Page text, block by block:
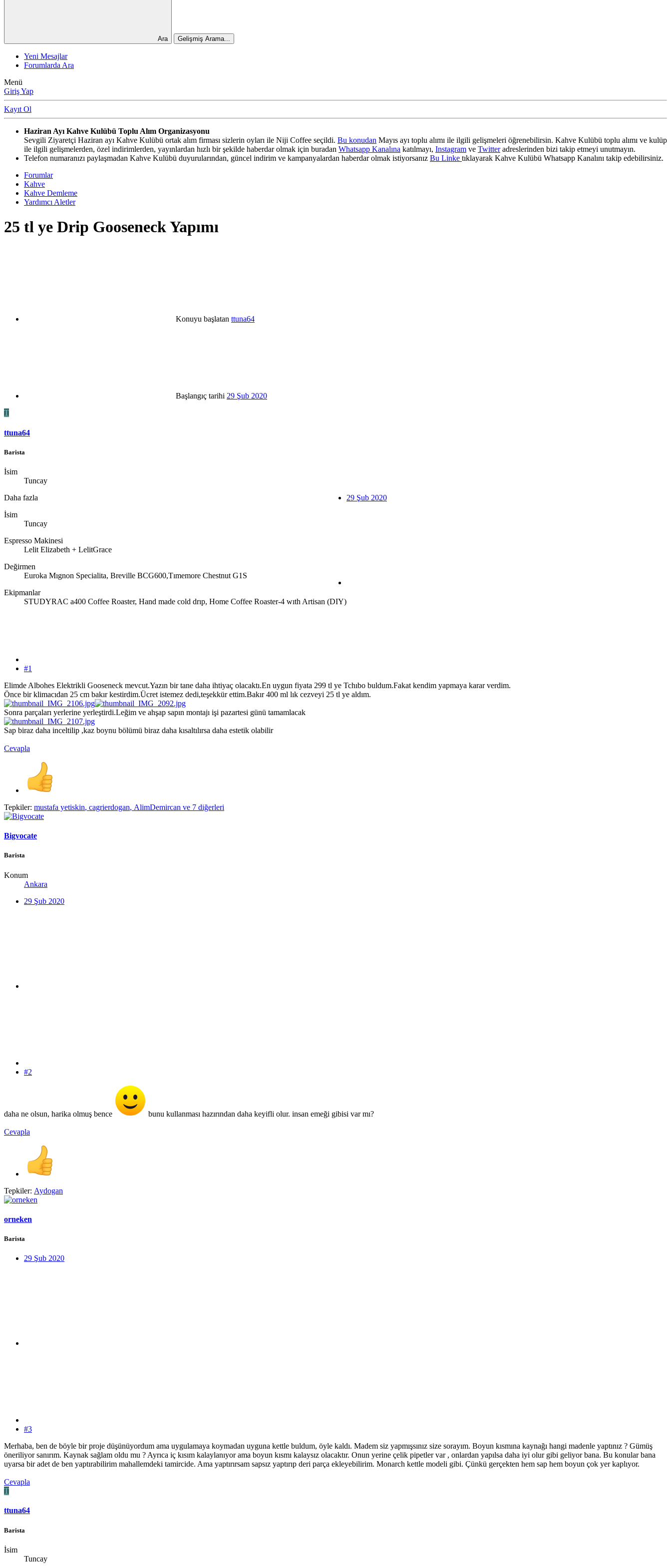
Ara Gelişmiş Arama...
Yeni Mesajlar
Forumlarda Ara
Menü
Giriş Yap
Kayıt Ol
Haziran Ayı Kahve Kulübü Toplu Alım Organizasyonu
Sevgili Ziyaretçi Haziran ayı Kahve Kulübü ortak alım firması sizlerin oyları ile Niji Coffee seçildi. Bu konudan Mayıs ayı toplu alımı ile ilgili gelişmeleri öğrenebilirsin. Kahve Kulübü toplu alımı ve kulüp
ile ilgili gelişmelerden, özel indirimlerden, yayınlardan hızlı bir şekilde haberdar olmak için buradan Whatsapp Kanalına katılmayı, Instagram ve Twitteradreslerinden bizi takip etmeyi unutmayın.
Telefon numaranızı paylaşmadan Kahve Kulübü duyurularından, güncel indirim ve kampanyalardan haberdar olmak istiyorsanız Bu Linke tıklayarak Kahve Kulübü Whatsapp Kanalını takip edebilirsiniz.
Forumlar
Kahve
Kahve Demleme
Yardımcı Aletler
25 tl ye Drip Gooseneck Yapımı
Konuyu başlatan ttuna64
Başlangıç tarihi 29 Şub 2020
T
ttuna64
Barista
İsim
Tuncay
Daha fazla
İsim
Tuncay
Espresso Makinesi
Lelit Elizabeth + LelitGrace
Değirmen
Euroka Mıgnon Specialita, Breville BCG600,Tımemore Chestnut G1S
Ekipmanlar
STUDYRAC a400 Coffee Roaster, Hand made cold drıp, Home Coffee Roaster-4 wıth Artisan (DIY)
29 Şub 2020
#1
Elimde Albohes Elektrikli Gooseneck mevcut.Yazın bir tane daha ihtiyaç olacaktı.En uygun fiyata 299 tl ye Tchıbo buldum.Fakat kendim yapmaya karar verdim.
Önce bir klimacıdan 25 cm bakır kestirdim.Ücret istemez dedi,teşekkür ettim.Bakır 400 ml lık cezveyi 25 tl ye aldım.
Sonra parçaları yerlerine yerleştirdi.Leğim ve ahşap sapın montajı işi pazartesi günü tamamlacak
Sap biraz daha inceltilip ,kaz boynu bölümü biraz daha kısaltılırsa daha estetik olabilir
Cevapla
Tepkiler: mustafa yetiskin, cagrierdogan, AlimDemircan ve 7 diğerleri
Bigvocate
Barista
Konum
Ankara
29 Şub 2020
#2
daha ne olsun, harika olmuş bence bunu kullanması hazırından daha keyifli olur. insan emeği gibisi var mı?
Cevapla
Tepkiler: Aydogan
orneken
Barista
29 Şub 2020
#3
Merhaba, ben de böyle bir proje düşünüyordum ama uygulamaya koymadan uyguna kettle buldum, öyle kaldı. Madem siz yapmışsınız size sorayım. Boyun kısmına kaynağı hangi madenle yaptınız ? Gümüş
öneriliyor sanırım. Kaynak sağlam oldu mu ? Ayrıca iç kısım kalaylanıyor ama boyun kısmı kalaysız olacaktır. Onun yerine çelik pipetler var , onlardan yapılsa daha iyi olur gibi geliyor bana. Bu konular bana
uyarsa bir adet de ben yaptırabilirim mahallemdeki tamircide. Ama yaptırırsam sapsız yaptırıp deri parça ekleyebilirim. Monarch kettle modeli gibi. Çünkü gerçekten hem sap hem boyun çok yer kaplıyor.
Cevapla
T
ttuna64
Barista
İsim
Tuncay